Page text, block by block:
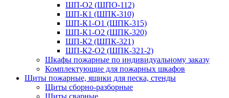
ШП-О2 (ШПО-112)
ШП-К1 (ШПК-310)
ШП-К1-О1 (ШПК-315)
ШП-К1-О2 (ШПК-320)
ШП-К2 (ШПК-321)
ШП-К2-О2 (ШПК-321-2)
Шкафы пожарные по индивидуальному заказу
Комплектующие для пожарных шкафов
Щиты пожарные, ящики для песка, стенды
Щиты сборно-разборные
Щиты сварные